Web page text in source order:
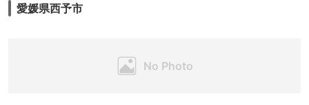
愛媛県西予市